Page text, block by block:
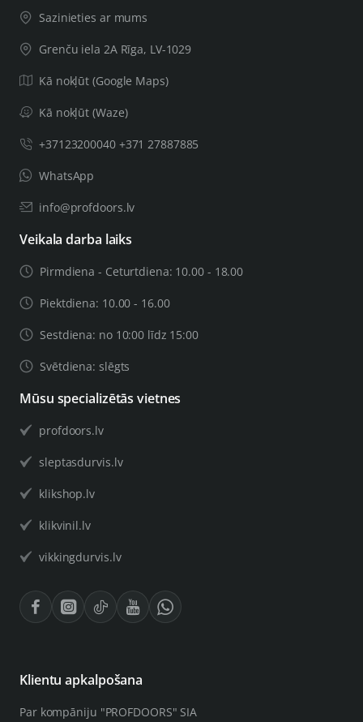
Sazinieties ar mums
Grenču iela 2A Rīga, LV-1029
Kā nokļūt (Google Maps)
Kā nokļūt (Waze)
+37123200040 +371 27887885
WhatsApp
info@profdoors.lv
Veikala darba laiks
Pirmdiena - Ceturtdiena: 10.00 - 18.00
Piektdiena: 10.00 - 16.00
Sestdiena: no 10:00 līdz 15:00
Svētdiena: slēgts
Mūsu specializētās vietnes
profdoors.lv
sleptasdurvis.lv
klikshop.lv
klikvinil.lv
vikkingdurvis.lv
Klientu apkalpošana
Par kompāniju "PROFDOORS" SIA